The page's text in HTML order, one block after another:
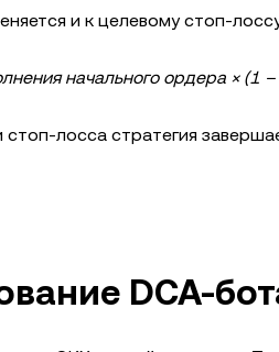
и к целевому стоп-
начального ордера × (1
лосса стратегия
DCA-